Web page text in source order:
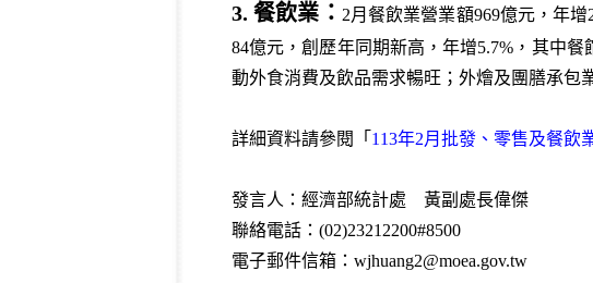
3. 餐飲業： 2月餐飲業營業額969億元，年
84億元，創歷年同期新高，年增5.7%，其中
動外食消費及飲品需求暢旺；外燴及團膳承包
詳細資料請參閱「 113年2月批發、零售及餐飲
發言人：經濟部統計處 黃副處長偉傑
聯絡電話：(02)23212200#8500
電子郵件信箱：wjhuang2@moea.gov.tw